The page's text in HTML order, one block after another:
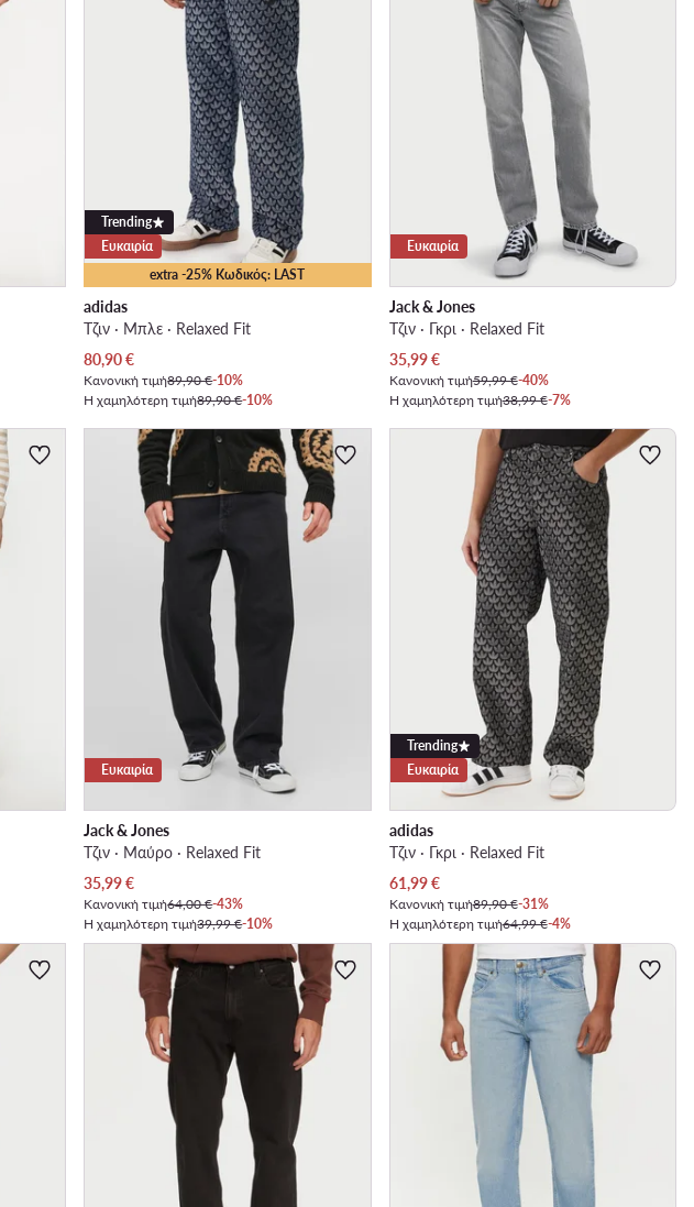
extra -25% Κωδικός: LAST
Trending
Ευκαιρία
adidas
Τζιν · Μπλε · Relaxed Fit
Τρέχουσα τιμή
80,90€
Κανονική τιμή89,90 €-10%
Η χαμηλότερη τιμή89,90 €-10%
Ευκαιρία
Jack & Jones
Τζιν · Γκρι · Relaxed Fit
Τρέχουσα τιμή
35,99€
Κανονική τιμή59,99 €-40%
Η χαμηλότερη τιμή38,99 €-7%
Ευκαιρία
Jack & Jones
Τζιν · Μαύρο · Relaxed Fit
Τρέχουσα τιμή
35,99€
Κανονική τιμή64,00 €-43%
Η χαμηλότερη τιμή39,99 €-10%
Trending
Ευκαιρία
adidas
Τζιν · Γκρι · Relaxed Fit
Τρέχουσα τιμή
61,99€
Κανονική τιμή89,90 €-31%
Η χαμηλότερη τιμή64,99 €-4%